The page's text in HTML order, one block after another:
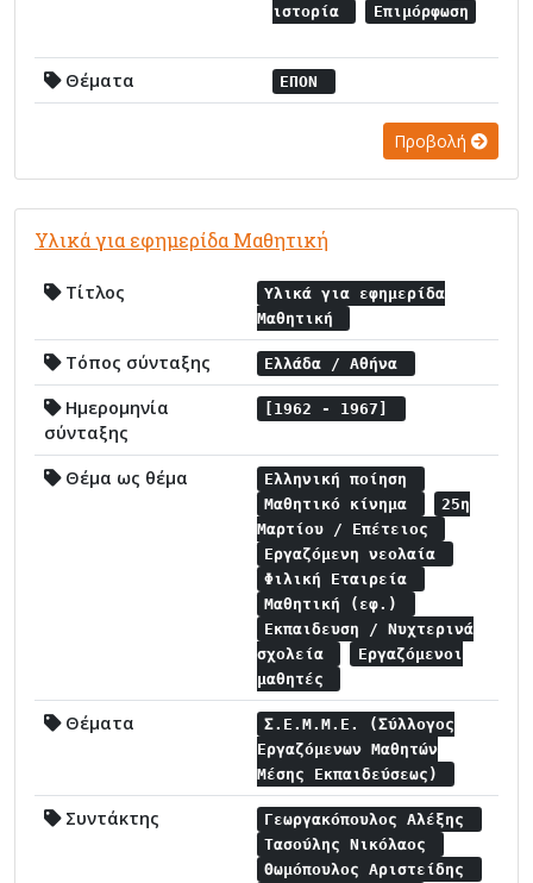
ιστορία
Επιμόρφωση
Θέματα ΕΠΟΝ
Προβολή
Υλικά για εφημερίδα Μαθητική
Τίτλος
Υλικά για εφημερίδα
Μαθητική
Τόπος σύνταξης Ελλάδα / Αθήνα
Ημερομηνία
σύνταξης
[1962 - 1967]
Θέμα ως θέμα
Ελληνική ποίηση
Μαθητικό κίνημα
25η
Μαρτίου / Επέτειος
Εργαζόμενη νεολαία
Φιλική Εταιρεία
Μαθητική (εφ.)
Εκπαιδευση / Νυχτερινά
σχολεία
Εργαζόμενοι
μαθητές
Θέματα
Σ.Ε.Μ.Μ.Ε. (Σύλλογος
Εργαζόμενων Μαθητών
Μέσης Εκπαιδεύσεως)
Συντάκτης
Γεωργακόπουλος Αλέξης
Τασούλης Νικόλαος
Θωμόπουλος Αριστείδης